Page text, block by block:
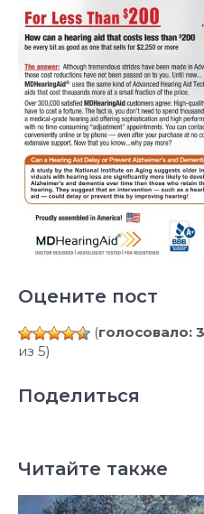
Оцените пост
(голосовало: 3
из 5)
Поделиться
Читайте также